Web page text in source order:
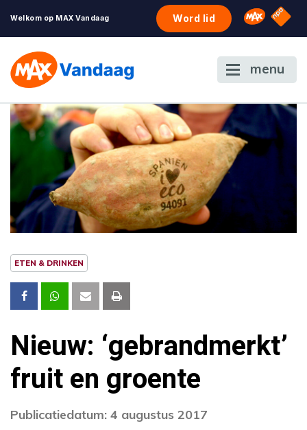
Welkom op MAX Vandaag Word lid Omroep
NPO
menu
ETEN & DRINKEN
Nieuw: ‘gebrandmerkt’
fruit en groente
Publicatiedatum: 4 augustus 2017